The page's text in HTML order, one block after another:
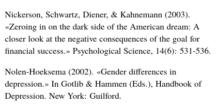
Nickerson, Schwartz, Diener, & Kahnemann (2003).
«Zeroing in on the dark side of the American dream: A
closer look at the negative consequences of the goal for
financial success.» Psychological Science, 14(6): 531-536.
Nolen-Hoeksema (2002). «Gender differences in
depression.» In Gotlib & Hammen (Eds.), Handbook of
Depression. New York: Guilford.